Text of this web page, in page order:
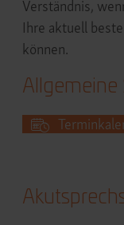
Verständnis,
Ihre aktuell
können.
Allgemeine